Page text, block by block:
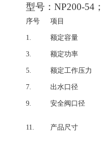
型号 ：NP200-54
序号 项目
1. 额定容量
3. 额定功率
5. 额定工作压力
7. 出水口径
9. 安全阀口径
11. 产品尺寸